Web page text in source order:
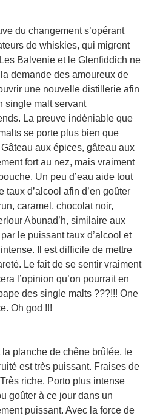
du changement s’opérant
de whiskies, qui migrent
Balvenie et le Glenfiddich ne
demande des amoureux de
une nouvelle distillerie afin
single malt servant
La preuve indéniable que
se porte plus bien que
aux épices, gâteau aux
fort au nez, mais vraiment
Un peu d’eau aide tout
taux d’alcool afin d’en goûter
caramel, chocolat noir,
Abunad’h, similaire aux
le puissant taux d’alcool et
Il est difficile de mettre
Le fait de se sentir vraiment
l’opinion qu’on pourrait en
des single malts ???!!! One
Oh god !!!
planche de chêne brûlée, le
est très puissant. Fraises de
Très riche. Porto plus intense
goûter à ce jour dans un
puissant. Avec la force de